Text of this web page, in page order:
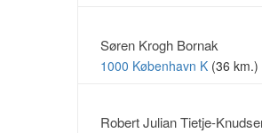
Søren Krogh Bornak
1000 København K (36 km.)
Robert Julian Tietje-